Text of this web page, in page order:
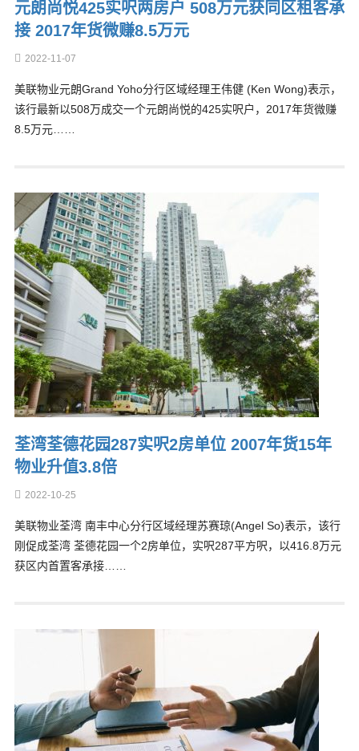
元朗尚悦425实呎两房户 508万元获同区租客承
接 2017年货微赚8.5万元
2022-11-07
美联物业元朗Grand Yoho分行区域经理王伟健 (Ken Wong)表示，
该行最新以508万成交一个元朗尚悦的425实呎户，2017年货微赚
8.5万元……
荃湾荃德花园287实呎2房单位 2007年货15年
物业升值3.8倍
2022-10-25
美联物业荃湾 南丰中心分行区域经理苏赛琼(Angel So)表示，该行
刚促成荃湾 荃德花园一个2房单位，实呎287平方呎，以416.8万元
获区内首置客承接……